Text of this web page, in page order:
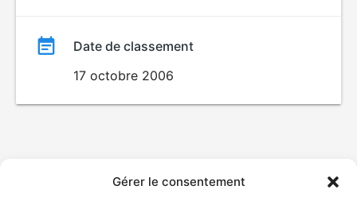
Gérer le consentement
Date de classement
17 octobre 2006